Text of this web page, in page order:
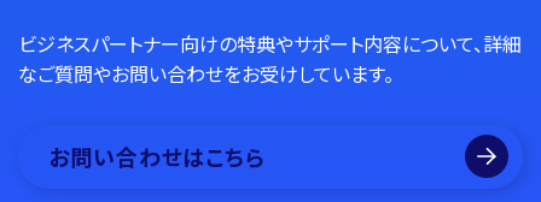
ビジネスパートナー向けの特典やサポート内容について、詳細
なご質問やお問い合わせをお受けしています。
お問い合わせはこちら